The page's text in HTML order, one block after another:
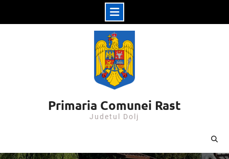
Primaria Comunei Rast
Judetul Dolj